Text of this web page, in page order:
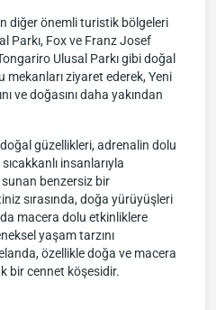
diğer önemli turistik bölgeleri
Parkı, Fox ve Franz Josef
Ulusal Parkı gibi doğal
mekanları ziyaret ederek, Yeni
ve doğasını daha yakından
güzellikleri, adrenalin dolu
insanlarıyla
benzersiz bir
sırasında, doğa yürüyüşleri
macera dolu etkinliklere
yaşam tarzını
özellikle doğa ve macera
bir cennet köşesidir.